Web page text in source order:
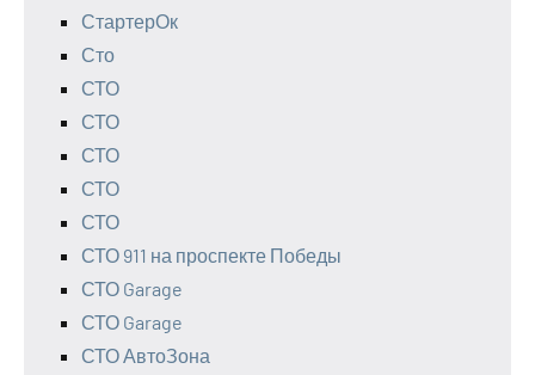
СтартерОк
Сто
СТО
СТО
СТО
СТО
СТО
СТО 911 на проспекте Победы
СТО Garage
СТО Garage
СТО АвтоЗона